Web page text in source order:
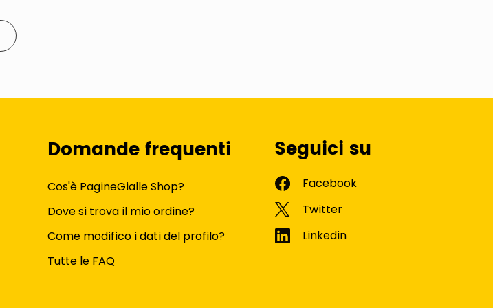
Domande frequenti
Cos'è PagineGialle Shop?
Dove si trova il mio ordine?
Come modifico i dati del profilo?
Tutte le FAQ
Seguici su